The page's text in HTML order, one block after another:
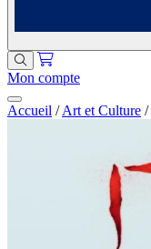
Mon compte
Accueil / Art et Culture /